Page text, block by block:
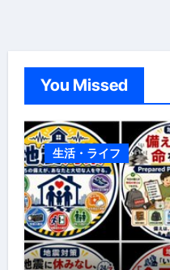
You Missed
生活・ライフ